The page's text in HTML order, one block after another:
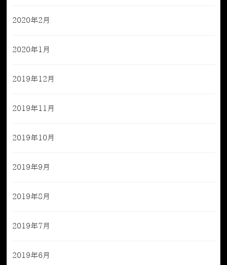
2020年2月
2020年1月
2019年12月
2019年11月
2019年10月
2019年9月
2019年8月
2019年7月
2019年6月